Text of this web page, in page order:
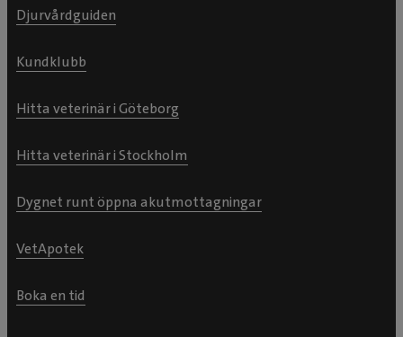
Djurvårdguiden
Kundklubb
Hitta veterinär i Göteborg
Hitta veterinär i Stockholm
Dygnet runt öppna akutmottagningar
VetApotek
Boka en tid